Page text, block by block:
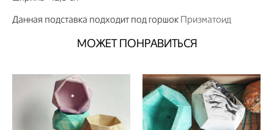
Данная подставка подходит под горшокПризматоид
МОЖЕТ ПОНРАВИТЬСЯ